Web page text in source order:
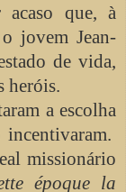
que, à
jovem Jean-
de vida,
heróis.
a escolha
missionário
époque la